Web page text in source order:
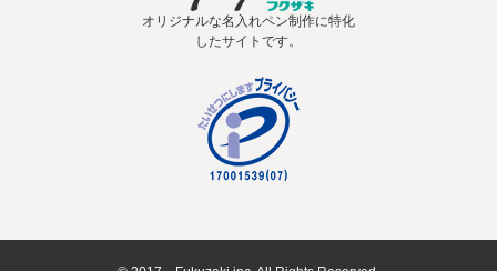
オリジナルな名入れペン制作に特化
したサイトです。